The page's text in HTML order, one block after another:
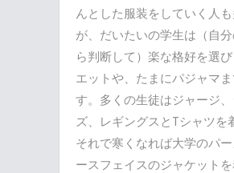
んとした服装をしていく人
が、だいたいの学生は（自
ら判断して）楽な格好を選
エットや、たまにパジャマま
す。多くの生徒はジャージ
ズ、レギングスとTシャツを
それで寒くなれば大学のパ
ースフェイスのジャケットを